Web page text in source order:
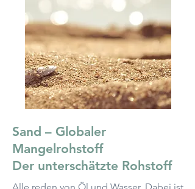
Sand – Globaler
Mangelrohstoff
Der unterschätzte Rohstoff